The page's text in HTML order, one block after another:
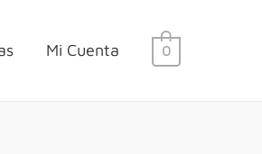
Mi Cuenta 0